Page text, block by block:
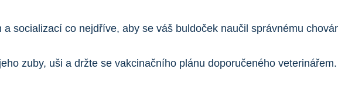
a socializací co nejdříve, aby⁤ se váš buldoček naučil správnému
zuby, uši a držte se vakcinačního plánu doporučeného veterinářem.